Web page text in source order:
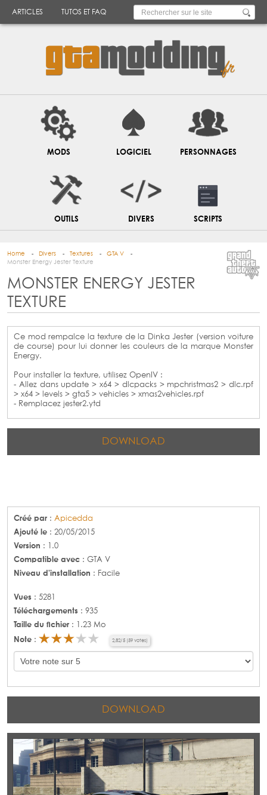
ARTICLES TUTOS ET FAQ
MODS LOGICIEL PERSONNAGES
OUTILS DIVERS SCRIPTS
Home Divers Textures
GTA V
Monster Energy Jester Texture
MONSTER ENERGY JESTER
TEXTURE
Ce mod rempalce la texture de la Dinka Jester (version voiture
de course) pour lui donner les couleurs de la marque Monster
Energy.
Pour installer la texture, utilisez OpenIV :
- Allez dans update > x64 > dlcpacks > mpchristmas2 > dlc.rpf
> x64 > levels > gta5 > vehicles > xmas2vehicles.rpf
- Remplacez jester2.ytd
DOWNLOAD
Créé par : Apicedda
Ajouté le : 20/05/2015
Version : 1.0
Compatible avec : GTA V
Niveau d'installation : Facile
Vues : 5281
Téléchargements : 935
Taille du fichier : 1.23 Mo
Note : 2,82/5 59 votes)
DOWNLOAD